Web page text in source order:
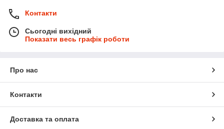
Контакти
Сьогодні вихідний
Показати весь графік роботи
Про нас
Контакти
Доставка та оплата